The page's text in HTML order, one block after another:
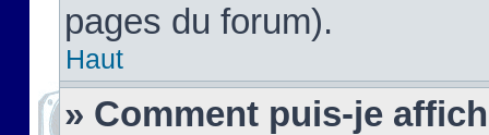
pages du forum).
Haut
» Comment puis-je